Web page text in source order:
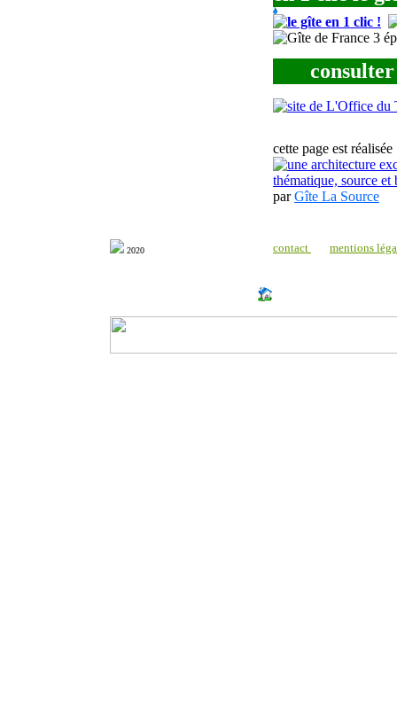
consulter
cette page est réalisée
parGîte La Source
2020 contact mentions léga